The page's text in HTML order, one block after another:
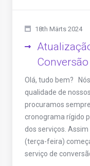
18th Märts 2024
Olá, tudo bem?
qualidade de
procuramos
cronograma rígido
dos serviços.
(terça-feira)
serviço de conversão